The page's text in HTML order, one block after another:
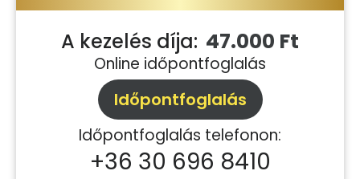
A kezelés díja: 47.000 Ft
Online időpontfoglalás
Időpontfoglalás
Időpontfoglalás telefonon:
+36 30 696 8410